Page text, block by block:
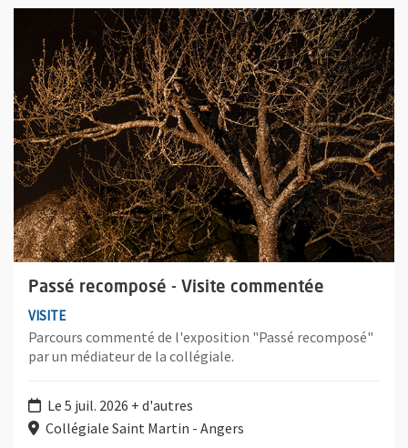
Passé recomposé - Visite commentée
VISITE
Parcours commenté de l'exposition "Passé recomposé"
par un médiateur de la collégiale.
Le 5 juil. 2026 + d'autres
Collégiale Saint Martin - Angers
Plus d'information sur l'évènement : Passé recomposé - Visite